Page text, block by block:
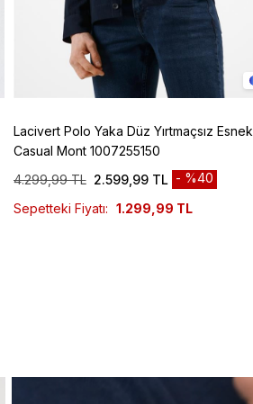
Lacivert Polo Yaka Düz Yırtmaçsız Esnek
Casual Mont 1007255150
4.299,99 TL 2.599,99 TL
%40
Sepetteki Fiyatı: 1.299,99 TL